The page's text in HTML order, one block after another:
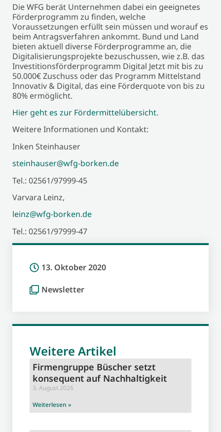
Die WFG berät Unternehmen dabei ein geeignetes
Förderprogramm zu finden, welche
Voraussetzungen erfüllt sein müssen und worauf es
beim Antragsverfahren ankommt. Bund und Land
bieten aktuell diverse Förderprogramme an, die
Digitalisierungsprojekte bezuschussen, wie z.B. das
Investitionsförderprogramm Digital Jetzt mit bis zu
50.000€ Zuschuss oder das Programm Mittelstand
Innovativ & Digital, das eine Förderquote von bis zu
80% ermöglicht.
Hier geht es zur Fördermittelübersicht.
Weitere Informationen und Kontakt:
Inken Steinhauser
steinhauser@wfg-borken.de
Tel.: 02561/97999-45
Varvara Leinz,
leinz@wfg-borken.de
Tel.: 02561/97999-47
13. Oktober 2020
Newsletter
Weitere Artikel
Firmengruppe Büscher setzt
konsequent auf Nachhaltigkeit
3. August 2026
Weiterlesen »